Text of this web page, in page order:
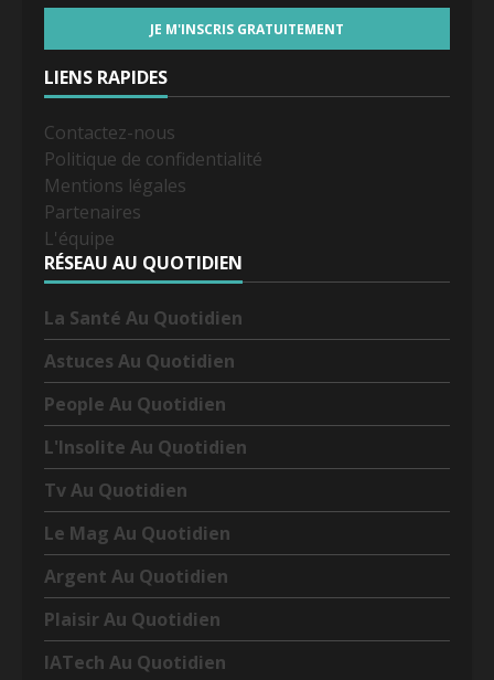
LIENS RAPIDES
Contactez-nous
Politique de confidentialité
Mentions légales
Partenaires
L'équipe
RÉSEAU AU QUOTIDIEN
La Santé Au Quotidien
Astuces Au Quotidien
People Au Quotidien
L'Insolite Au Quotidien
Tv Au Quotidien
Le Mag Au Quotidien
Argent Au Quotidien
Plaisir Au Quotidien
IATech Au Quotidien